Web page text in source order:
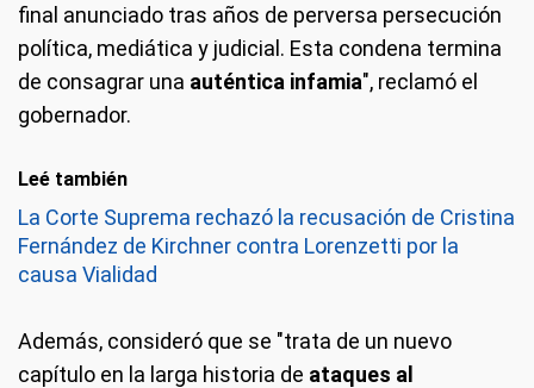
final anunciado tras años de perversa persecución
política, mediática y judicial. Esta condena termina
de consagrar una auténtica infamia", reclamó el
gobernador.
Leé también
La Corte Suprema rechazó la recusación de Cristina
Fernández de Kirchner contra Lorenzetti por la
causa Vialidad
Además, consideró que se "trata de un nuevo
capítulo en la larga historia de ataques al